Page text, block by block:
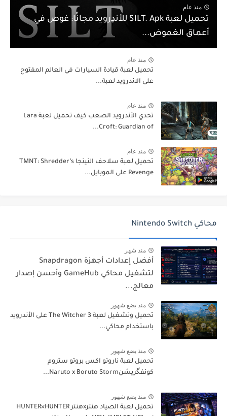
منذ عام
تحميل لعبة SILT. Apk للأندرويد مجانًا: غوص في
أعماق الغموض...
منذ عام
تحميل لعبة قيادة السيارات في العالم المفتوح
على الاندرويد لعبة...
منذ عام
تحدي الأندرويد الصعب كيف تحميل لعبة Lara
Croft: Guardian of...
منذ عام
تحميل لعبة سلاحف النينجا TMNT: Shredder’s
Revenge على الموبايل...
محاكي Nintendo Switch
منذ شهر
أفضل إعدادات أجهزة Snapdragon
لتشغيل محاكي GameHub وأحسن إصدار
معالج...
منذ بضع شهور
تحميل وتشغيل لعبة The Witcher 3 على الأندرويد
باستخدام محاكي...
منذ بضع شهور
تحميل لعبة ناروتو اكس بروتو ستروم
كونفگريشنNaruto x Boruto Storm...
منذ بضع شهور
تحميل لعبة الصياد هنترxهنتر HUNTER×HUNTER